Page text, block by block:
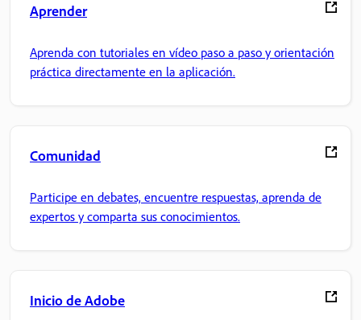
Aprender
Aprenda con tutoriales en vídeo paso a paso y orientación
práctica directamente en la aplicación.
Comunidad
Participe en debates, encuentre respuestas, aprenda de
expertos y comparta sus conocimientos.
Inicio de Adobe